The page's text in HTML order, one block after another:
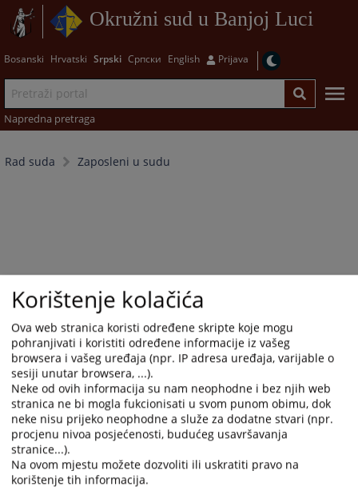
Okružni sud u Banjoj Luci
Bosanski Hrvatski Srpski Српски English Prijava
Napredna pretraga
Rad suda Zaposleni u sudu
Trenutno nema vijesti
Korištenje kolačića
Ova web stranica koristi određene skripte koje mogu
pohranjivati i koristiti određene informacije iz vašeg
browsera i vašeg uređaja (npr. IP adresa uređaja, varijable o
sesiji unutar browsera, ...).
Neke od ovih informacija su nam neophodne i bez njih web
stranica ne bi mogla fukcionisati u svom punom obimu, dok
neke nisu prijeko neophodne a služe za dodatne stvari (npr.
procjenu nivoa posjećenosti, budućeg usavršavanja
stranice...).
Na ovom mjestu možete dozvoliti ili uskratiti pravo na
korištenje tih informacija.